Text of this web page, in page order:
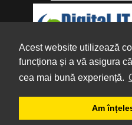
Acest website utilizează
funcționa și a vă asigura
cea mai bună experiență.
Am
Despre noi |
Confidențialitate |